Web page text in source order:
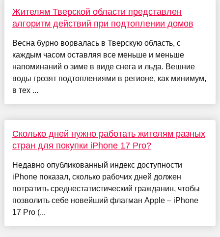
Жителям Тверской области представлен
алгоритм действий при подтоплении домов
Весна бурно ворвалась в Тверскую область, с
каждым часом оставляя все меньше и меньше
напоминаний о зиме в виде снега и льда. Вешние
воды грозят подтоплениями в регионе, как минимум,
в тех ...
Сколько дней нужно работать жителям разных
стран для покупки iPhone 17 Pro?
Недавно опубликованный индекс доступности
iPhone показал, сколько рабочих дней должен
потратить среднестатистический гражданин, чтобы
позволить себе новейший флагман Apple – iPhone
17 Pro (...